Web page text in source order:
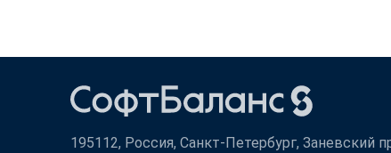
195112, Россия, Санкт-Петербург, Заневский